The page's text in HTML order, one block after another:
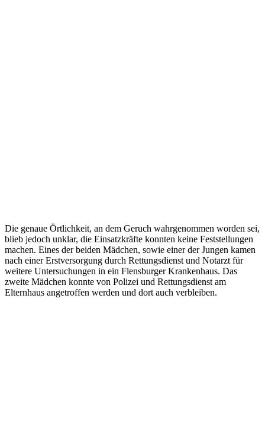
Die genaue Örtlichkeit, an dem Geruch wahrgenommen worden sei,
blieb jedoch unklar, die Einsatzkräfte konnten keine Feststellungen
machen. Eines der beiden Mädchen, sowie einer der Jungen kamen
nach einer Erstversorgung durch Rettungsdienst und Notarzt für
weitere Untersuchungen in ein Flensburger Krankenhaus. Das
zweite Mädchen konnte von Polizei und Rettungsdienst am
Elternhaus angetroffen werden und dort auch verbleiben.